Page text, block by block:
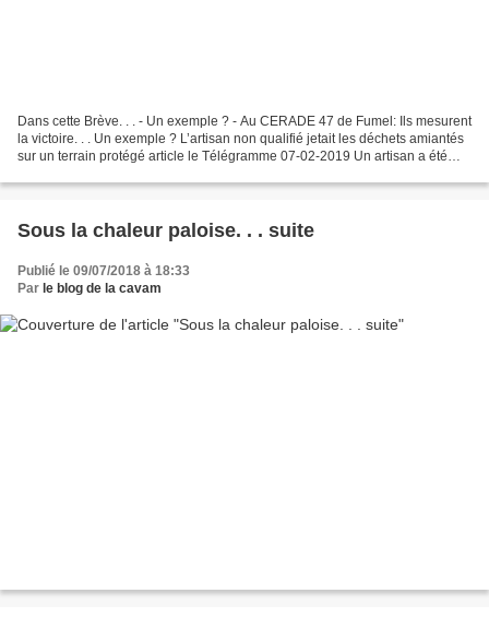
Dans cette Brève. . . - Un exemple ? - Au CERADE 47 de Fumel: Ils mesurent
la victoire. . . Un exemple ? L’artisan non qualifié jetait les déchets amiantés
sur un terrain protégé article le Télégramme 07-02-2019 Un artisan a été
Sous la chaleur paloise. . . suite
Publié le 09/07/2018 à 18:33
Par le blog de la cavam